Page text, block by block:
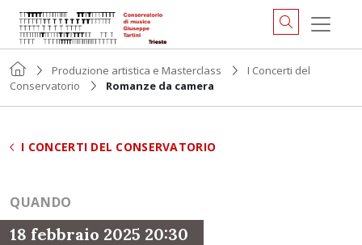
Produzione artistica e Masterclass
I Concerti del
Conservatorio
Romanze da camera
I CONCERTI DEL CONSERVATORIO
QUANDO
18 febbraio 2025 20:30